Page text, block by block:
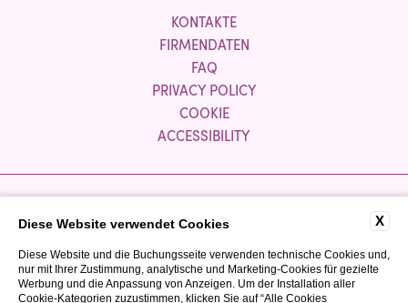
KONTAKTE
FIRMENDATEN
FAQ
PRIVACY POLICY
COOKIE
ACCESSIBILITY
Partnerunternehmen: X
Diese Website verwendet Cookies
Diese Website und die Buchungsseite verwenden technische Cookies und,
nur mit Ihrer Zustimmung, analytische und Marketing-Cookies für gezielte
Werbung und die Anpassung von Anzeigen. Um der Installation aller
Cookie-Kategorien zuzustimmen, klicken Sie auf “Alle Cookies